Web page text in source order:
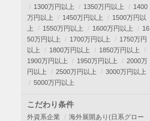
1300万円以上
1350万円以上
1400
万円以上
1450万円以上
1500万円以
上
1550万円以上 1600万円以上
16
50万円以上
1700万円以上
1750万円
以上
1800万円以上
1850万円以上
1900万円以上
1950万円以上
2000万
円以上
2500万円以上
3000万円以上
5000万円以上
こだわり条件
外資系企業
海外展開あり(日系グロー